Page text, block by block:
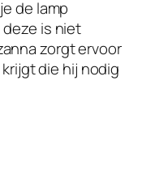
de lamp
is niet
zorgt ervoor
die hij nodig